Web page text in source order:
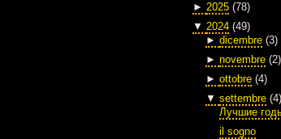
► 2025 (78)
▼ 2024 (49)
► dicembre (3)
► novembre (2)
► ottobre (4)
▼ settembre (4)
Лучшие
il sogno